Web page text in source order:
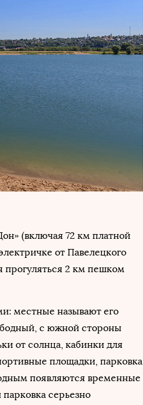
(включая 72 км платной
от Павелецкого
прогуляться 2 км пешком
местные называют его
с южной стороны
от солнца, кабинки для
площадки, парковка
появляются временные
серьезно